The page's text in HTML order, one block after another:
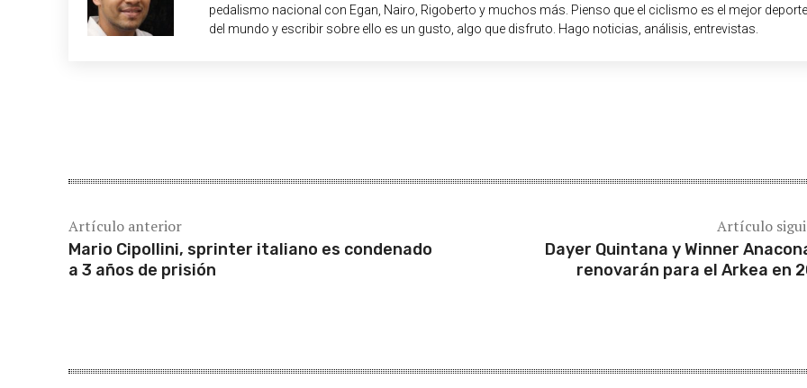
pedalismo nacional con Egan, Nairo, Rigoberto y muchos más. Pienso que el ciclismo es el mejor deporte
del mundo y escribir sobre ello es un gusto, algo que disfruto. Hago noticias, análisis, entrevistas.
Artículo anterior
Mario Cipollini, sprinter italiano es condenado
a 3 años de prisión
Artículo
Dayer Quintana y Winner
renovarán para el Arkea en